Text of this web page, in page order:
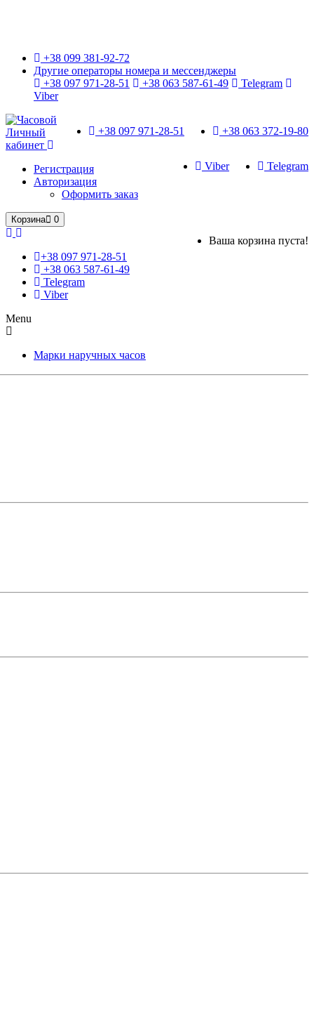
+38 099 381-92-72
Другие операторы номера и мессенджеры
+38 097 971-28-51
+38 063 587-61-49
Telegram
Viber
+38 063 372-19-80
+38 097 971-28-51
Telegram
Viber
Личный
кабинет
Регистрация
Авторизация
Оформить заказ
Корзина 0
Ваша корзина пуста!
+38 097 971-28-51
+38 063 587-61-49
Telegram
Viber
Menu
Марки наручных часов